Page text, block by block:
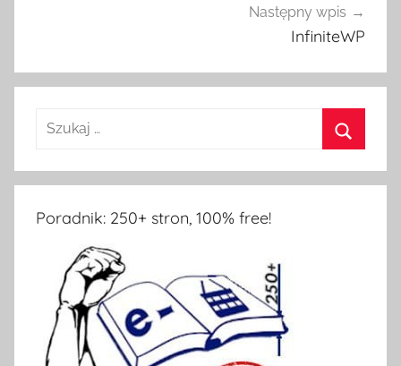
Następny wpis
InfiniteWP
Poradnik: 250+ stron, 100% free!